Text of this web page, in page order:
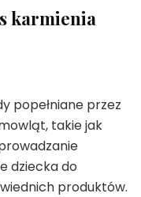
karmienia
popełniane przez
takie jak
dziecka do
produktów.